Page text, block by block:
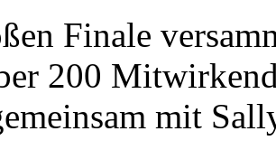
Finale
200
mit